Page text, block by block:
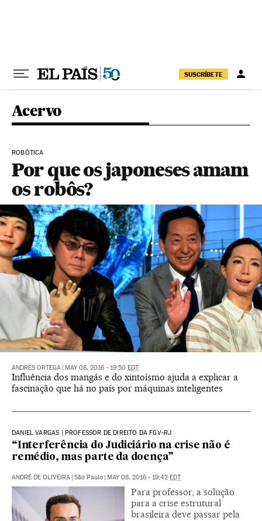
SUSCRÍBETE
Acervo
ROBÓTICA
Por que os japoneses amam
os robôs?
ANDRÉS ORTEGA MAY 08, 2016 - 19:50 EDT
Influência dos mangás e do xintoísmo ajuda a explicar a
fascinação que há no país por máquinas inteligentes
DANIEL VARGAS | PROFESSOR DE DIREITO DA FGV-RJ
“Interferência do Judiciário na crise não é
remédio, mas parte da doença”
ANDRÉ DE OLIVEIRA São Paulo MAY 08, 2016 - 19:42 EDT
Para professor, a solução
para a crise estrutural
brasileira deve passar pela